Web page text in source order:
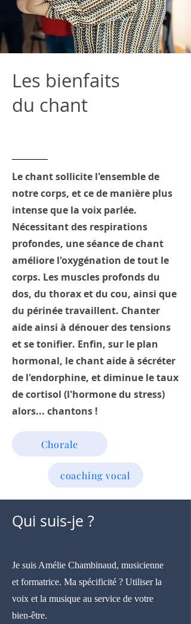
Les bienfaits
du chant
Le chant sollicite l'ensemble de
notre corps, et ce de manière plus
intense que la voix parlée.
Nécessitant des respirations
profondes, une séance de chant
améliore l'oxygénation de tout le
corps. Les muscles profonds du
dos, du thorax et du cou, ainsi que
du périnée travaillent. Chanter
aide ainsi à dénouer des tensions
et se tonifier. Enfin, sur le plan
hormonal, le chant aide à sécréter
de l'endorphine, et diminue le taux
de cortisol (l'hormone du stress)
alors... chantons !
Chorale
coaching vocal
Qui suis-je ?
Je suis Amélie Chambinaud, musicienne
et formatrice. Ma spécificité ? Utiliser la
voix et la musique au service de votre
bien-être.